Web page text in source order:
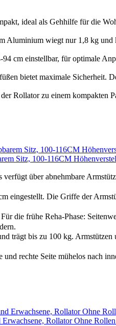
ideal als Gehhilfe für die
wiegt nur 1,8 kg und
einstellbar, für optimale
bietet maximale Sicherheit.
zu einem kompakten
Sitz, 100-116CM
über abnehmbare
eingestellt. Die Griffe der
die frühe Reha-Phase:
trägt bis zu 100 kg.
rechte Seite mühelos nach
Rollator Ohne